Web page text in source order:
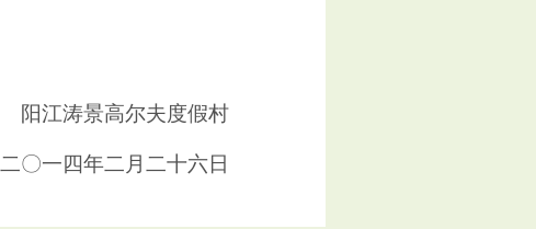
阳江涛景高尔夫度假村
二〇一四年二月二十六日